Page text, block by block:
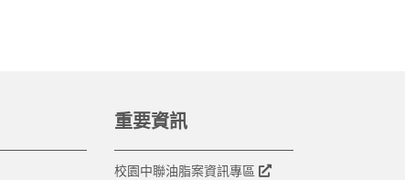
重要資訊
校園中聯油脂案資訊專區